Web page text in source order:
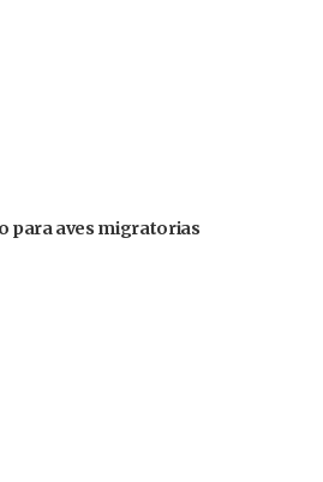
para aves migratorias